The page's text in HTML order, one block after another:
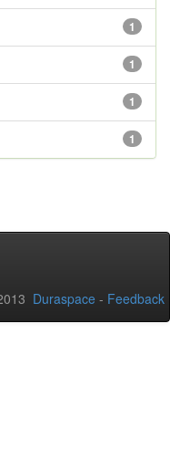
1
1
1
1
Duraspace - Feedback